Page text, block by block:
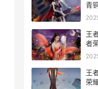
青
王
者
王
荣